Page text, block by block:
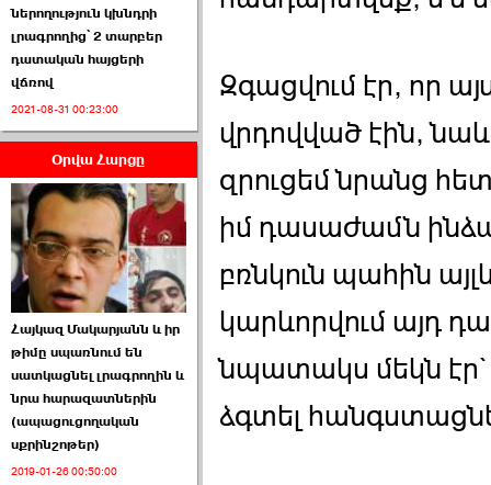
ՏԵՍԱՆՅՈՒԹ․ Ի՞նչ
իրավիճակ է այս ›››
2026-07-04 10:40:00
Սահմանադրական
դատարանը մերժեց ›››
2026-07-02 00:39:00
ներողություն կխնդրի
լրագրողից՝ 2 տարբեր
դատական հայցերի
վճռով
2021-08-31 00:23:00
Օրվա Հարցը
Հայկազ Մակարյանն և իր
թիմը սպառնում են
սատկացնել լրագրողին և
նրա հարազատներին
(ապացուցողական
սքրինշոթեր)
2019-01-26 00:50:00
Զգացվում էր, որ
վրդովված էին,
զրուցեմ նրանց
իմ դասաժամն
բռնկուն պահին
կարևորվում այդ
նպատակս մեկն էր`
ձգտել